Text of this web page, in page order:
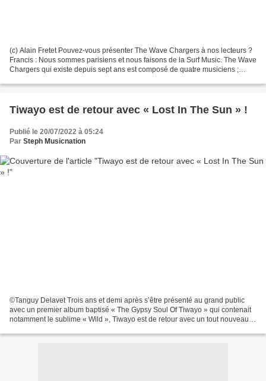
(c) Alain Fretet Pouvez-vous présenter The Wave Chargers à nos lecteurs ?
Francis : Nous sommes parisiens et nous faisons de la Surf Music. The Wave
Chargers qui existe depuis sept ans est composé de quatre musiciens ;
Tiwayo est de retour avec « Lost In The Sun » !
Publié le 20/07/2022 à 05:24
Par Steph Musicnation
©Tanguy Delavet Trois ans et demi après s’être présenté au grand public
avec un premier album baptisé « The Gypsy Soul Of Tiwayo » qui contenait
notamment le sublime « Wild », Tiwayo est de retour avec un tout nouveau